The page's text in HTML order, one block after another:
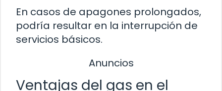
En casos de apagones prolongados,
podría resultar en la interrupción de
servicios básicos.
Anuncios
Ventajas del gas en el